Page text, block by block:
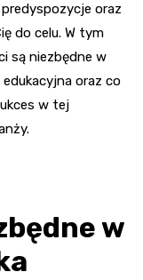
oraz
do celu. W tym
są niezbędne w
oraz co
w tej
w